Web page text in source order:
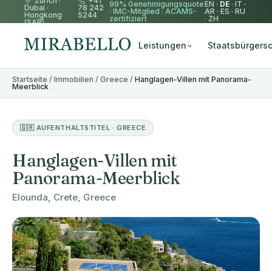
Dubai ·
Hongkong
(SAR)
78 242
5244
99% Genehmigungsquote
· IMC-Mitglied ·ACAMS-
zertifiziert
EN · DE ·IT ·
AR ·ES ·RU
· ZH
Leistungen
Startseite / Immobilien / Greece / Hanglagen-Villen mit Panorama-
Meerblick
🇬🇷 AUFENTHALTSTITEL · GREECE
Hanglagen-Villen mit
Panorama-Meerblick
Elounda, Crete, Greece